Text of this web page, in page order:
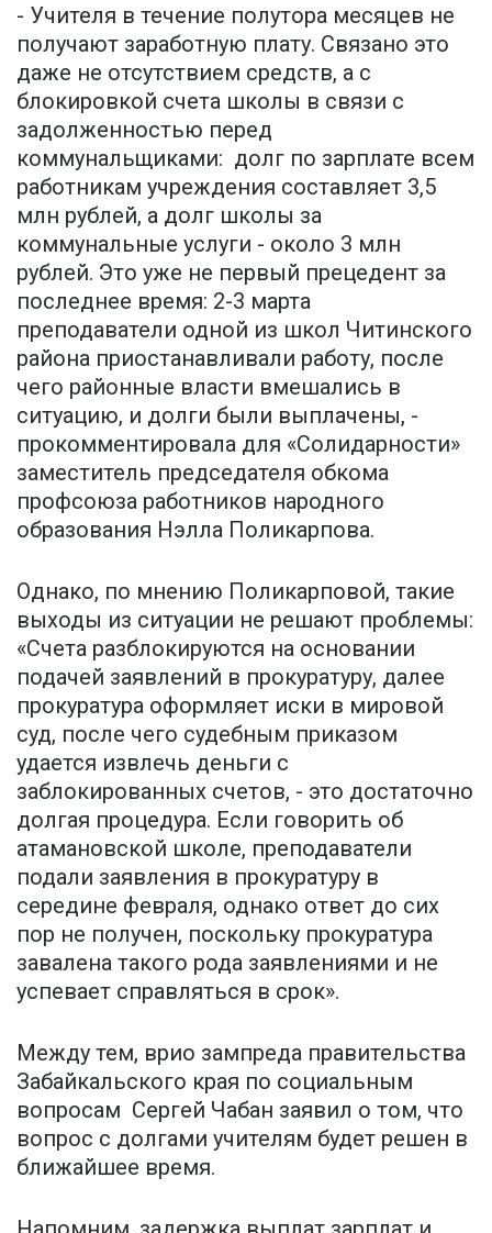
- Учителя в течение полутора месяцев не
получают заработную плату. Связано это
даже не отсутствием средств, а с
блокировкой счета школы в связи с
задолженностью перед
коммунальщиками: долг по зарплате всем
работникам учреждения составляет 3,5
млн рублей, а долг школы за
коммунальные услуги - около 3 млн
рублей. Это уже не первый прецедент за
последнее время: 2-3 марта
преподаватели одной из школ Читинского
района приостанавливали работу, после
чего районные власти вмешались в
ситуацию, и долги были выплачены, -
прокомментировала для «Солидарности»
заместитель председателя обкома
профсоюза работников народного
образования Нэлла Поликарпова.
Однако, по мнению Поликарповой, такие
выходы из ситуации не решают проблемы:
«Счета разблокируются на основании
подачей заявлений в прокуратуру, далее
прокуратура оформляет иски в мировой
суд, после чего судебным приказом
удается извлечь деньги с
заблокированных счетов, - это достаточно
долгая процедура. Если говорить об
атамановской школе, преподаватели
подали заявления в прокуратуру в
середине февраля, однако ответ до сих
пор не получен, поскольку прокуратура
завалена такого рода заявлениями и не
успевает справляться в срок».
Между тем, врио зампреда правительства
Забайкальского края по социальным
вопросам Сергей Чабан заявил о том, что
вопрос с долгами учителям будет решен в
ближайшее время.